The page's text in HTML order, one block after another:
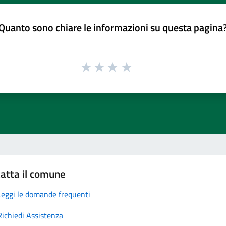
sono chiare le informazioni su questa
il comune
le domande frequenti
Assistenza